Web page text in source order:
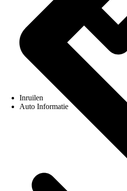
Inruilen
Auto Informatie